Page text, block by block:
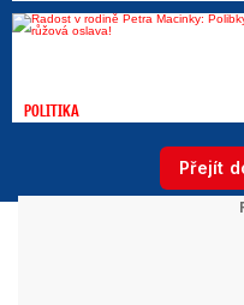
POLITIKA
Přejít